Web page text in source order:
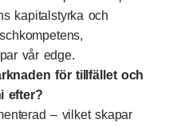
kapitalstyrka och
vår edge.
för tillfället och
efter?
– vilket skapar